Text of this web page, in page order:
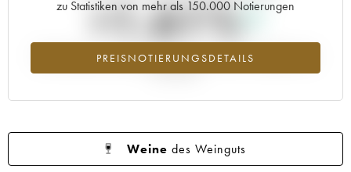
zu Statistiken von mehr als 150.000 Notierungen
PREISNOTIERUNGSDETAILS
+1.61%
Preisanstiegs des Jahrgangs 2007 im Jahr 2026 im Vergleich zum
Weine des Weinguts